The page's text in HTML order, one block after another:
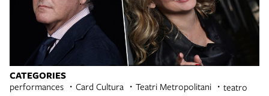
CATEGORIES
performances Card Cultura Teatri Metropolitani teatro